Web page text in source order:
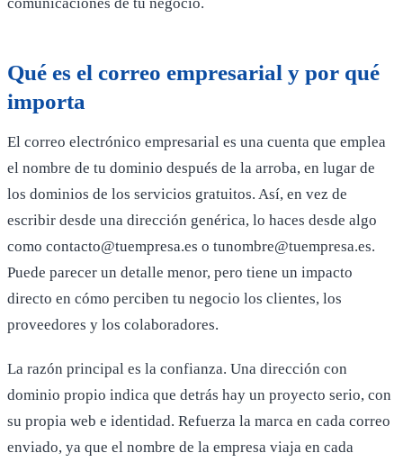
Qué es el correo empresarial y por qué
importa
El correo electrónico empresarial es una cuenta que emplea
el nombre de tu dominio después de la arroba, en lugar de
los dominios de los servicios gratuitos. Así, en vez de
escribir desde una dirección genérica, lo haces desde algo
como contacto@tuempresa.es o tunombre@tuempresa.es.
Puede parecer un detalle menor, pero tiene un impacto
directo en cómo perciben tu negocio los clientes, los
proveedores y los colaboradores.
La razón principal es la confianza. Una dirección con
dominio propio indica que detrás hay un proyecto serio, con
su propia web e identidad. Refuerza la marca en cada correo
enviado, ya que el nombre de la empresa viaja en cada